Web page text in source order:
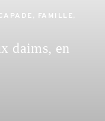
, FAMILLE,
daims, en